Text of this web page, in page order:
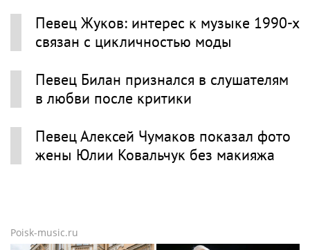
Певец Жуков: интерес к музыке 1990-х
связан с цикличностью моды
Певец Билан признался в слушателям
в любви после критики
Певец Алексей Чумаков показал фото
жены Юлии Ковальчук без макияжа
Poisk-music.ru